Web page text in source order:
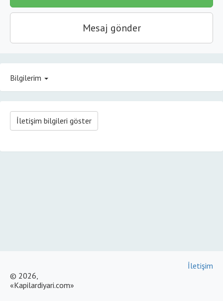
Mesaj gönder
Bilgilerim
İletişim bilgileri göster
© 2026,
«Kapilardiyari.com»
İletişim